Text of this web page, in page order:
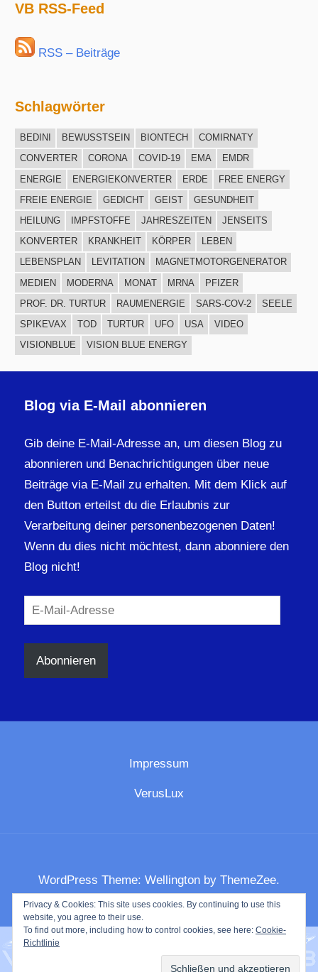
VB RSS-Feed
RSS – Beiträge
Schlagwörter
BEDINI BEWUSSTSEIN BIONTECH
COMIRNATY
CONVERTER
CORONA COVID-19 EMA
EMDR
ENERGIE
ENERGIEKONVERTER ERDE
FREE ENERGY
FREIE ENERGIE
GEDICHT GEIST
GESUNDHEIT
HEILUNG
IMPFSTOFFE JAHRESZEITEN
JENSEITS
KONVERTER
KRANKHEIT KÖRPER
LEBEN
LEBENSPLAN
LEVITATION
MAGNETMOTORGENERATOR
MEDIEN
MODERNA MONAT MRNA
PFIZER
PROF. DR. TURTUR
RAUMENERGIE SARS-COV-2
SEELE
SPIKEVAX
TOD TURTUR UFO USA
VIDEO
VISIONBLUE
VISION BLUE ENERGY
Blog via E-Mail abonnieren
Gib deine E-Mail-Adresse an, um diesen Blog zu
abonnieren und Benachrichtigungen über neue
Beiträge via E-Mail zu erhalten. Mit dem Klick auf
den Button erteilst du die Erlaubnis zur
Verarbeitung deiner personenbezogenen Daten!
Wenn du dies nicht möchtest, dann abonniere den
Blog nicht!
E-
Mail-
Adresse
Abonnieren
Impressum
VerusLux
WordPress Theme: Wellington by ThemeZee.
Privacy & Cookies: This site uses cookies. By continuing to use this
website, you agree to their use.
To find out more, including how to control cookies, see here: Cookie-
Richtlinie